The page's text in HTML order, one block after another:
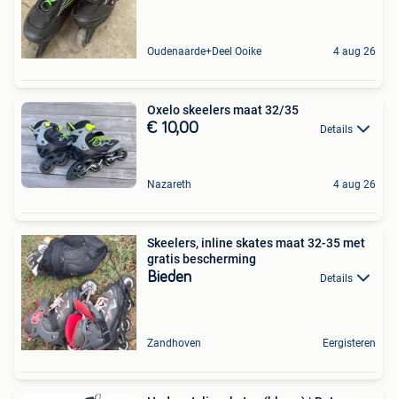
Oudenaarde+Deel Ooike 4 aug 26
Oxelo skeelers maat 32/35
€ 10,00 Details
Nazareth 4 aug 26
Skeelers, inline skates maat 32-35 met
gratis bescherming
Bieden Details
Zandhoven Eergisteren